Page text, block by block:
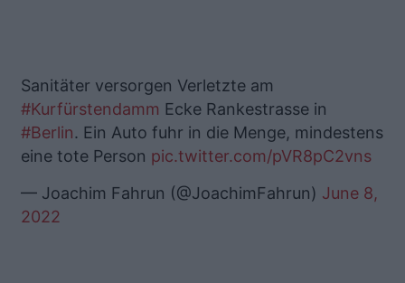
Sanitäter versorgen Verletzte am
#Kurfürstendamm Ecke Rankestrasse in
#Berlin. Ein Auto fuhr in die Menge, mindestens
eine tote Person pic.twitter.com/pVR8pC2vns
— Joachim Fahrun (@JoachimFahrun) June 8,
2022